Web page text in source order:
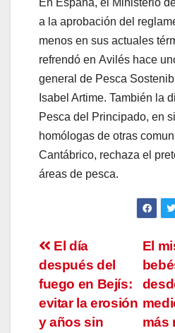
En España, el Ministerio
a la aprobación del
menos en sus actuales
refrendó en Avilés hace
general de Pesca
Isabel Artime. También la
Pesca del Principado, en
homólogas de otras
Cantábrico, rechaza el
áreas de pesca.
Navegación
de
entradas
El
más
El día
después del
fuego en Bejís:
evitar la erosión
y años sin